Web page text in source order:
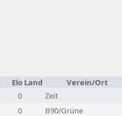
Elo Land
Verein/Ort
0
Zeit
0
B90/Grüne